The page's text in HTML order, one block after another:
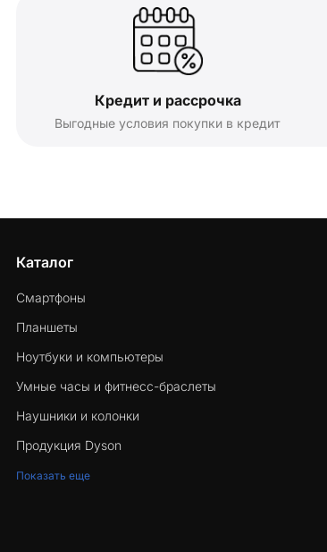
Кредит и рассрочка
Выгодные условия покупки в кредит
Каталог
Смартфоны
Планшеты
Ноутбуки и компьютеры
Умные часы и фитнесс-браслеты
Наушники и колонки
Продукция Dyson
Показать еще